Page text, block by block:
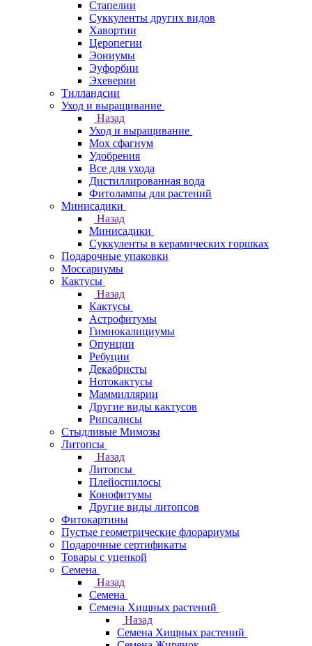
Стапелии
Суккуленты других видов
Хавортии
Церопегии
Эониумы
Эуфорбии
Эхеверии
Тилландсии
Уход и выращивание
Назад
Уход и выращивание
Мох сфагнум
Удобрения
Все для ухода
Дистиллированная вода
Фитолампы для растений
Минисадики
Назад
Минисадики
Суккуленты в керамических горшках
Подарочные упаковки
Моссариумы
Кактусы
Назад
Кактусы
Астрофитумы
Гимнокалициумы
Опунции
Ребуции
Декабристы
Нотокактусы
Маммиллярии
Другие виды кактусов
Рипсалисы
Стыдливые Мимозы
Литопсы
Назад
Литопсы
Плейоспилосы
Конофитумы
Другие виды литопсов
Фитокартины
Пустые геометрические флорариумы
Подарочные сертификаты
Товары с уценкой
Семена
Назад
Семена
Семена Хищных растений
Назад
Семена Хищных растений